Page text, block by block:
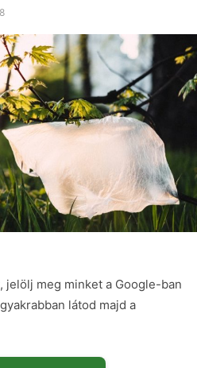
jelölj meg minket a Google-ban
látod majd a